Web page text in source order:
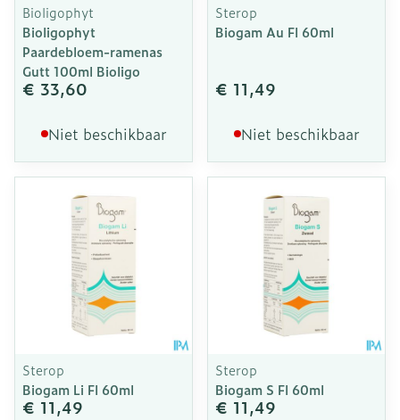
Bioligophyt
Bioligophyt
Paardebloem-ramenas
Gutt 100ml Bioligo
€ 33,60
Niet beschikbaar
Sterop
Biogam Au Fl 60ml
€ 11,49
Niet beschikbaar
Sterop
Biogam Li Fl 60ml
€ 11,49
Sterop
Biogam S Fl 60ml
€ 11,49